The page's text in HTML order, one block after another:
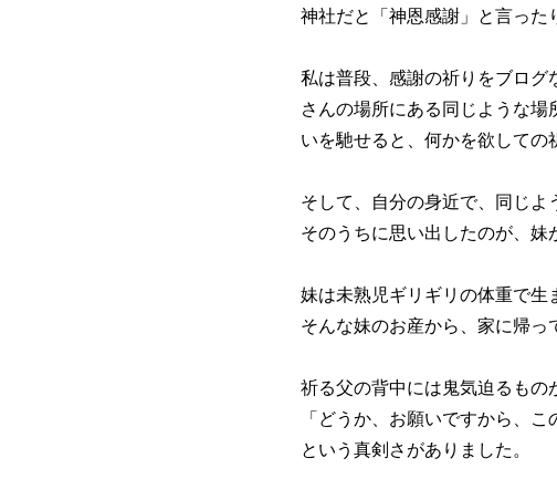
神社だと「神恩感謝」と言った
私は普段、感謝の祈りをブログ
さんの場所にある同じような
いを馳せると、何かを欲しての
そして、自分の身近で、同じよ
そのうちに思い出したのが、妹
妹は未熟児ギリギリの体重で生
そんな妹のお産から、家に帰っ
祈る父の背中には鬼気迫るもの
「どうか、お願いですから、
という真剣さがありました。